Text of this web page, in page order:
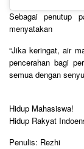
Sebagai penutup
menyatakan
“Jika keringat, air
pencerahan bagi
semua dengan
Hidup Mahasiswa!
Hidup Rakyat
Penulis: Rezhi